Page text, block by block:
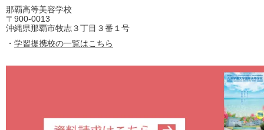
那覇高等美容学校
〒900-0013
沖縄県那覇市牧志３丁目３番１号
・ 学習提携校の一覧はこちら